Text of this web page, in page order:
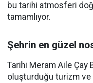
bu tarihi atmosferi
tamamlıyor.
Şehrin en güzel
Tarihi Meram Aile Çay
oluşturduğu turizm